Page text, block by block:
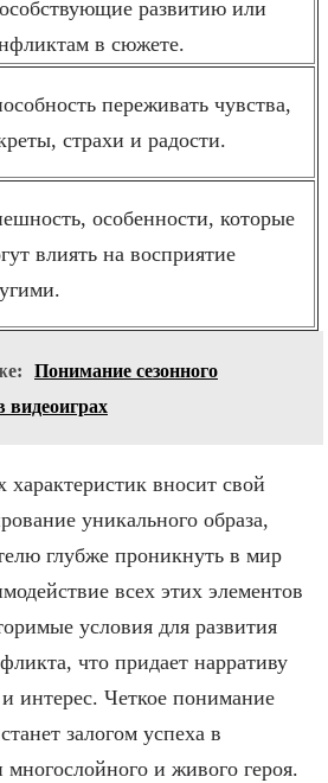
развитию или
в сюжете.
переживать чувства,
страхи и радости.
особенности, которые
влиять на восприятие
Понимание сезонного
видеоиграх
характеристик вносит свой
уникального образа,
глубже проникнуть в мир
всех этих элементов
условия для развития
что придает нарративу
интерес. Четкое понимание
залогом успеха в
многослойного и живого героя.